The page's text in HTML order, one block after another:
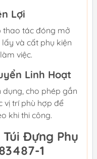
Lợi
thao tác đóng mở
và cất phụ kiện
việc.
Linh Hoạt
cho phép gắn
vị trí phù hợp để
khi thi công.
Đựng Phụ
1